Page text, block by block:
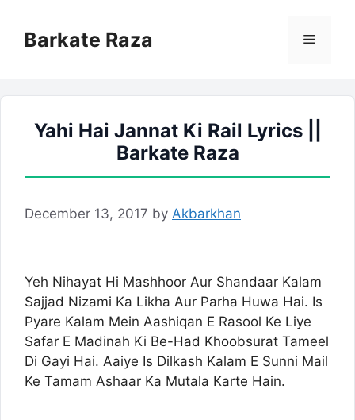
contentBarkate Raza Menu
Yahi Hai Jannat Ki Rail Lyrics ||
Barkate Raza
December 13, 2017 by Akbarkhan
Yeh Nihayat Hi Mashhoor Aur Shandaar Kalam
Sajjad Nizami Ka Likha Aur Parha Huwa Hai. Is
Pyare Kalam Mein Aashiqan E Rasool Ke Liye
Safar E Madinah Ki Be-Had Khoobsurat Tameel
Di Gayi Hai. Aaiye Is Dilkash Kalam E Sunni Mail
Ke Tamam Ashaar Ka Mutala Karte Hain.